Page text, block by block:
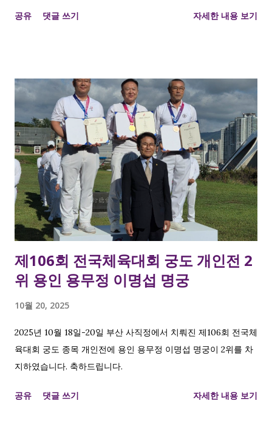
공유 댓글 쓰기 자세한 내용 보기
제106회 전국체육대회 궁도 개인전 2
위 용인 용무정 이명섭 명궁
10월 20, 2025
2025년 10월 18일-20일 부산 사직정에서 치뤄진 제106회 전국체
육대회 궁도 종목 개인전에 용인 용무정 이명섭 명궁이 2위를 차
지하였습니다. 축하드립니다.
공유 댓글 쓰기 자세한 내용 보기